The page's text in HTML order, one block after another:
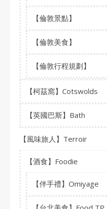
【倫敦景點】
【倫敦美食】
【倫敦行程規劃】
【柯茲窩】Cotswolds
【英國巴斯】Bath
【風味旅人】Terroir
【酒食】Foodie
【伴手禮】Omiyage